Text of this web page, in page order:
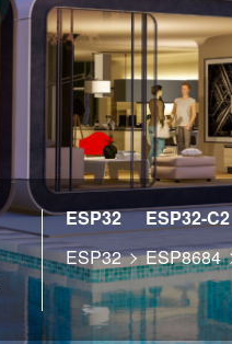
ESP32
ESP32
ESP32-C2
ESP8684